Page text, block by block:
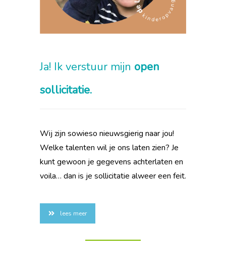
Ja! Ik verstuur mijn open
sollicitatie.
Wij zijn sowieso nieuwsgierig naar jou!
Welke talenten wil je ons laten zien? Je
kunt gewoon je gegevens achterlaten en
voila… dan is je sollicitatie alweer een feit.
lees meer